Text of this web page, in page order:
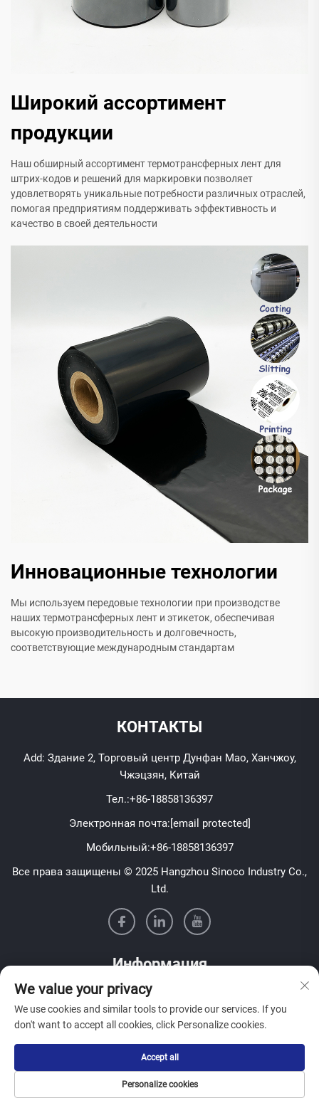
Широкий ассортимент
продукции
Наш обширный ассортимент термотрансферных лент для
штрих-кодов и решений для маркировки позволяет
удовлетворять уникальные потребности различных отраслей,
помогая предприятиям поддерживать эффективность и
качество в своей деятельности
Инновационные технологии
Мы используем передовые технологии при производстве
наших термотрансферных лент и этикеток, обеспечивая
высокую производительность и долговечность,
соответствующие международным стандартам
КОНТАКТЫ
Add: Здание 2, Торговый центр Дунфан Мао, Ханчжоу,
Чжэцзян, Китай
Тел.:+86-18858136397
Электронная почта:[email protected]
Мобильный:+86-18858136397
Все права защищены © 2025 Hangzhou Sinoco Industry Co.,
Ltd.
Информация
Подпишитесь на нашу еженедельную рассылку
Отправить
We value your privacy
We use cookies and similar tools to provide our services. If you
don't want to accept all cookies, click Personalize cookies.
Personalize cookies
Accept all